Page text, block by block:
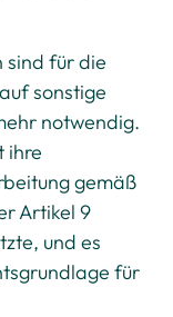
sind für die
sonstige
notwendig.
ihre
gemäß
Artikel 9
und es
für